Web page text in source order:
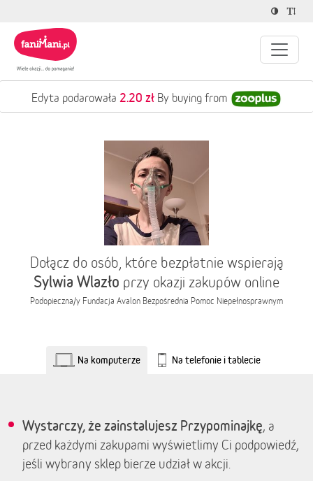
Edyta podarowała 2.20 złBy buying from
Dołącz do osób, które bezpłatnie wspierają
Sylwia Wlazło przy okazji zakupów online
Podopieczna/y Fundacja Avalon Bezpośrednia Pomoc Niepełnosprawnym
Na komputerze Na telefonie i tablecie
Wystarczy, że zainstalujesz Przypominajkę, a
przed każdymi zakupami wyświetlimy Ci podpowiedź,
jeśli wybrany sklep bierze udział w akcji.